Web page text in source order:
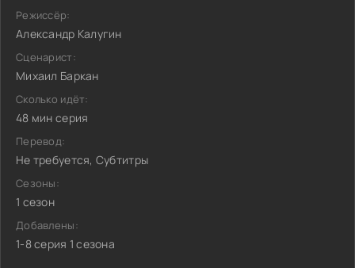
Режиссёр:
Александр Калугин
Сценарист:
Михаил Баркан
Сколько идёт:
48 мин серия
Перевод:
Не требуется, Субтитры
Сезоны:
1 сезон
Добавлены:
1-8 серия 1 сезона